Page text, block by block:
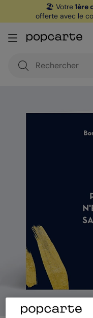
🏖️ Votre1ère
offerte avec le